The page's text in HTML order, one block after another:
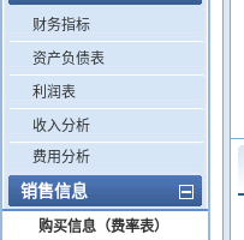
财务指标
资产负债表
利润表
收入分析
费用分析
销售信息
购买信息（费率表）